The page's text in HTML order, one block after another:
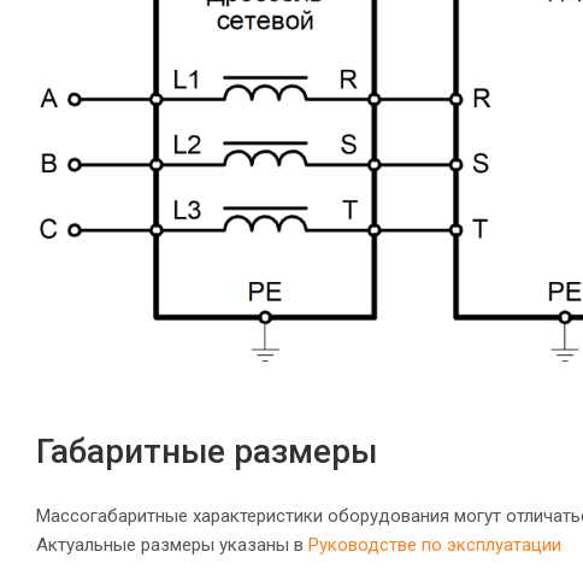
Габаритные размеры
Массогабаритные характеристики оборудования могут
Актуальные размеры указаны в Руководстве по эксплуатации